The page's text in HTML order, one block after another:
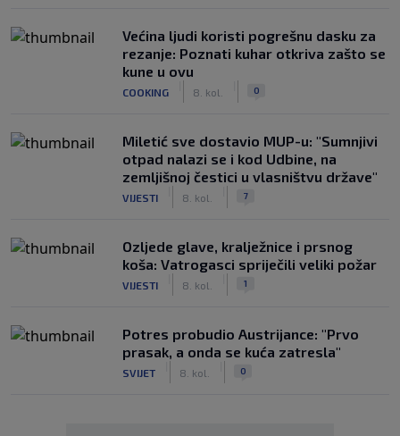
Većina ljudi koristi pogrešnu dasku za
rezanje: Poznati kuhar otkriva zašto se
kune u ovu
COOKING 8. kol. 0
Miletić sve dostavio MUP-u: "Sumnjivi
otpad nalazi se i kod Udbine, na
zemljišnoj čestici u vlasništvu države"
VIJESTI 8. kol. 7
Ozljede glave, kralježnice i prsnog
koša: Vatrogasci spriječili veliki požar
VIJESTI 8. kol. 1
Potres probudio Austrijance: "Prvo
prasak, a onda se kuća zatresla"
SVIJET 8. kol. 0